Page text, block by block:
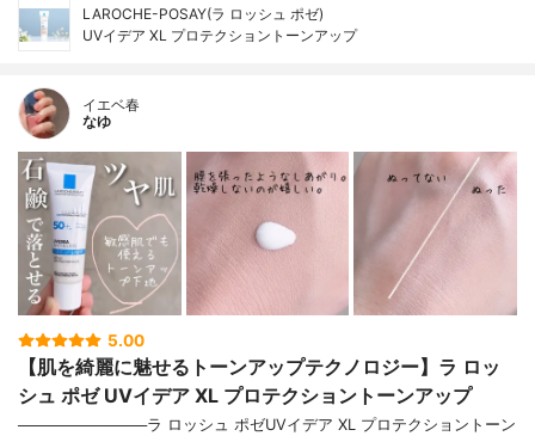
LAROCHE-POSAY(ラ ロッシュ ポゼ)
UVイデア XL プロテクショントーンアップ
イエベ春
なゆ
5.00
【肌を綺麗に魅せるトーンアップテクノロジー】ラ ロッ
シュ ポゼ UVイデア XL プロテクショントーンアップ
────────────ラ ロッシュ ポゼUVイデア XL プロテクショントーン